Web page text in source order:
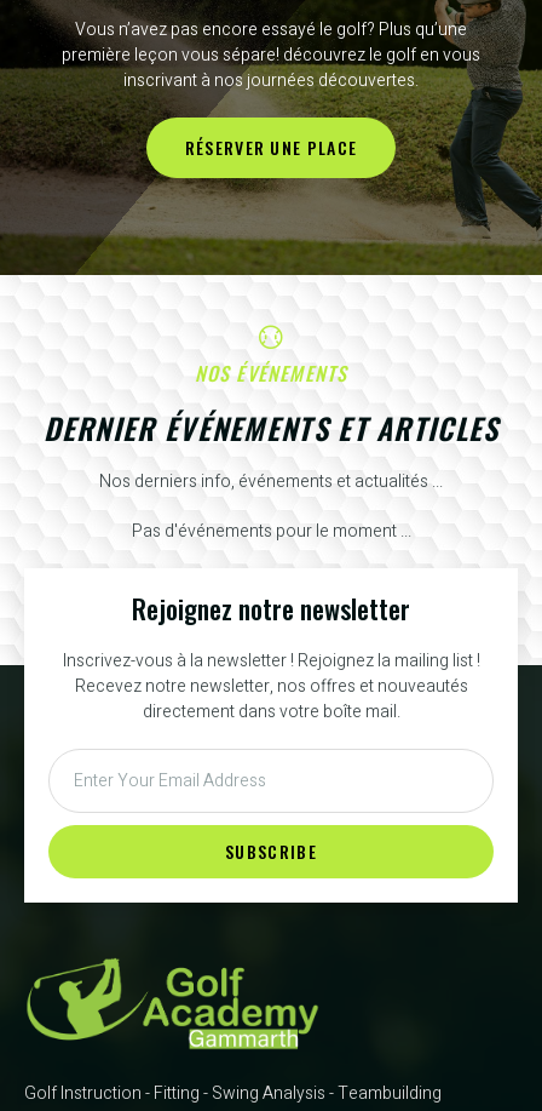
Vous n’avez pas encore essayé le golf? Plus qu’une
première leçon vous sépare! découvrez le golf en vous
inscrivant à nos journées découvertes.
RÉSERVER UNE PLACE
NOS ÉVÉNEMENTS
DERNIER ÉVÉNEMENTS ET ARTICLES
Nos derniers info, événements et actualités ...
Pas d'événements pour le moment ...
Rejoignez notre newsletter
Inscrivez-vous à la newsletter ! Rejoignez la mailing list !
Recevez notre newsletter, nos offres et nouveautés
directement dans votre boîte mail.
SUBSCRIBE
Golf Instruction - Fitting - Swing Analysis - Teambuilding